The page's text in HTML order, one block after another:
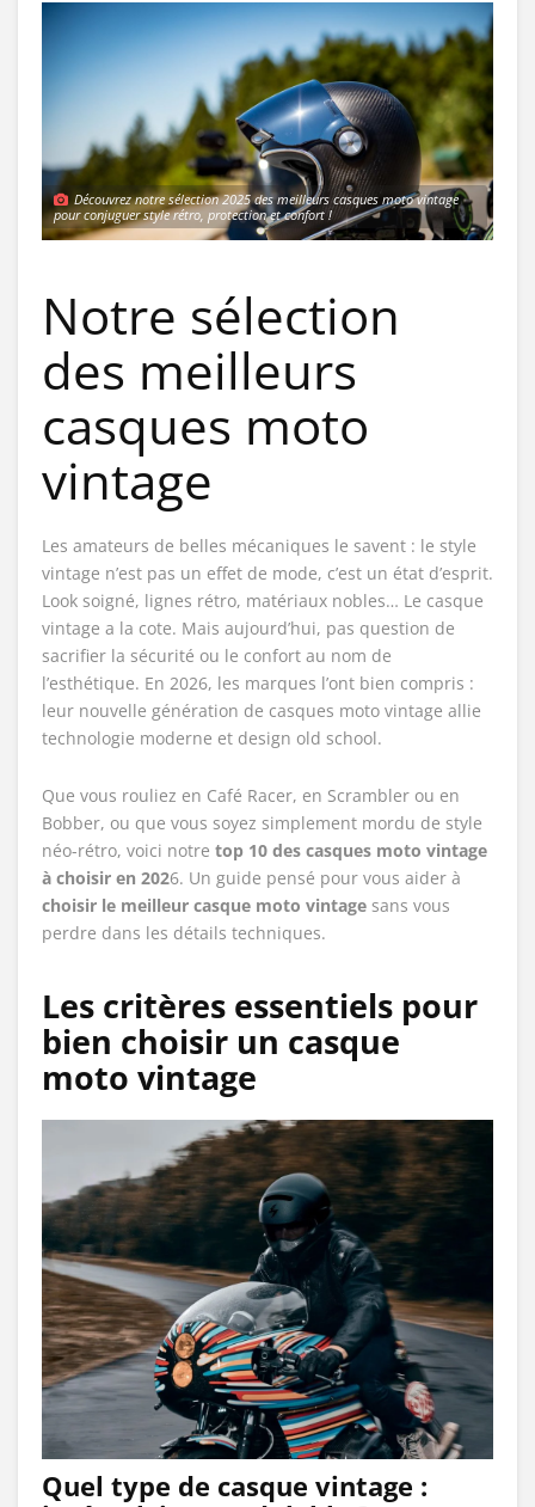
Découvrez notre sélection 2025 des meilleurs casques moto vintage
pour conjuguer style rétro, protection et confort !
Notre sélection
des meilleurs
casques moto
vintage
Les amateurs de belles mécaniques le savent : le style
vintage n’est pas un effet de mode, c’est un état d’esprit.
Look soigné, lignes rétro, matériaux nobles… Le casque
vintage a la cote. Mais aujourd’hui, pas question de
sacrifier la sécurité ou le confort au nom de
l’esthétique. En 2026, les marques l’ont bien compris :
leur nouvelle génération de casques moto vintage allie
technologie moderne et design old school.
Que vous rouliez en Café Racer, en Scrambler ou en
Bobber, ou que vous soyez simplement mordu de style
néo-rétro, voici notre top 10 des casques moto vintage
à choisir en 2026. Un guide pensé pour vous aider à
choisir le meilleur casque moto vintage sans vous
perdre dans les détails techniques.
Les critères essentiels pour
bien choisir un casque
moto vintage
Quel type de casque vintage :